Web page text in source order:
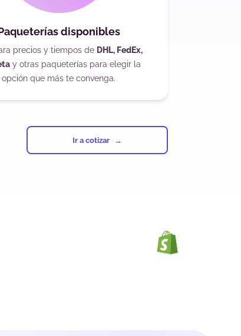
disponibles
precios y tiempos de DHL, FedEx,
y otras paqueterías para elegir la
opción que más te convenga.
Ir a cotizar